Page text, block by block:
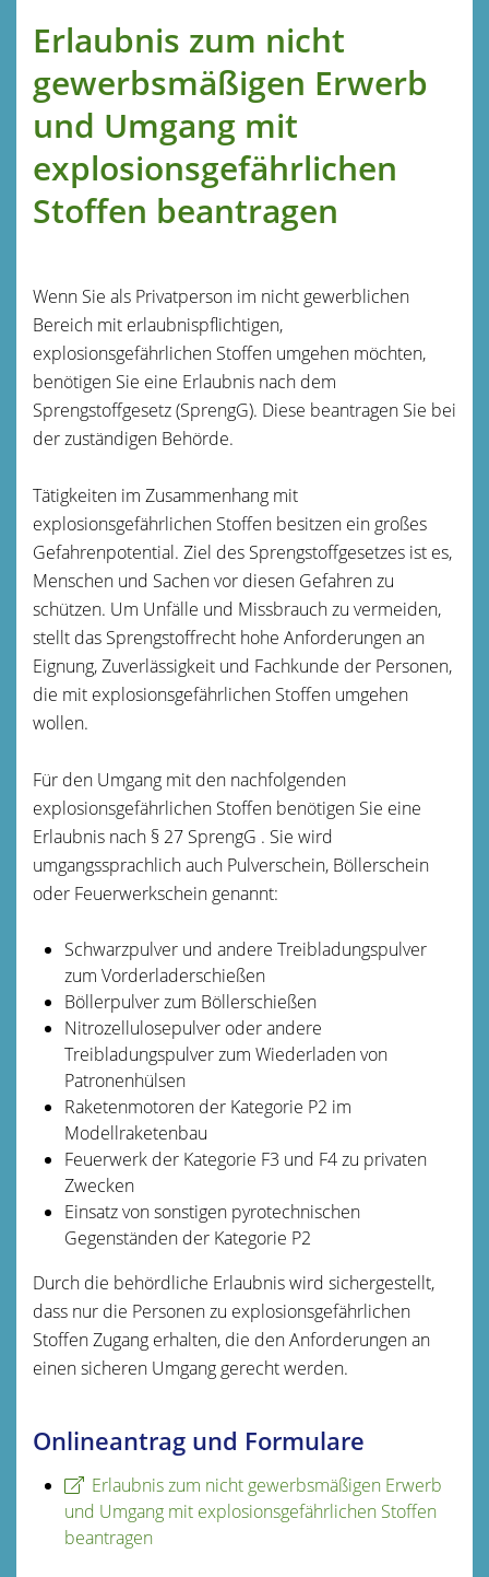
Erlaubnis zum nicht
gewerbsmäßigen Erwerb
und Umgang mit
explosionsgefährlichen
Stoffen beantragen
Wenn Sie als Privatperson im nicht gewerblichen
Bereich mit erlaubnispflichtigen,
explosionsgefährlichen Stoffen umgehen möchten,
benötigen Sie eine Erlaubnis nach dem
Sprengstoffgesetz (SprengG). Diese beantragen Sie bei
der zuständigen Behörde.
Tätigkeiten im Zusammenhang mit
explosionsgefährlichen Stoffen besitzen ein großes
Gefahrenpotential. Ziel des Sprengstoffgesetzes ist es,
Menschen und Sachen vor diesen Gefahren zu
schützen. Um Unfälle und Missbrauch zu vermeiden,
stellt das Sprengstoffrecht hohe Anforderungen an
Eignung, Zuverlässigkeit und Fachkunde der Personen,
die mit explosionsgefährlichen Stoffen umgehen
wollen.
Für den Umgang mit den nachfolgenden
explosionsgefährlichen Stoffen benötigen Sie eine
Erlaubnis nach § 27 SprengG . Sie wird
umgangssprachlich auch Pulverschein, Böllerschein
oder Feuerwerkschein genannt:
Schwarzpulver und andere Treibladungspulver
zum Vorderladerschießen
Böllerpulver zum Böllerschießen
Nitrozellulosepulver oder andere
Treibladungspulver zum Wiederladen von
Patronenhülsen
Raketenmotoren der Kategorie P2 im
Modellraketenbau
Feuerwerk der Kategorie F3 und F4 zu privaten
Zwecken
Einsatz von sonstigen pyrotechnischen
Gegenständen der Kategorie P2
Durch die behördliche Erlaubnis wird sichergestellt,
dass nur die Personen zu explosionsgefährlichen
Stoffen Zugang erhalten, die den Anforderungen an
einen sicheren Umgang gerecht werden.
Onlineantrag und Formulare
Erlaubnis zum nicht gewerbsmäßigen Erwerb
und Umgang mit explosionsgefährlichen Stoffen
beantragen